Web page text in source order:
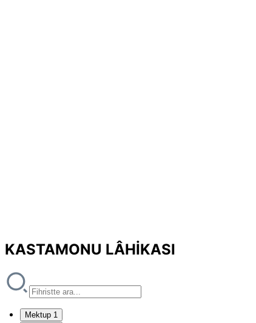
KASTAMONU LÂHİKASI
Mektup 1